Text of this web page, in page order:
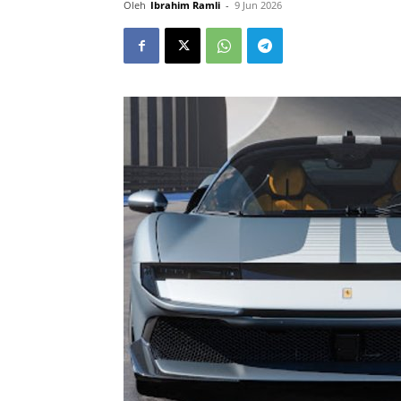
Oleh Ibrahim Ramli - 9 Jun 2026